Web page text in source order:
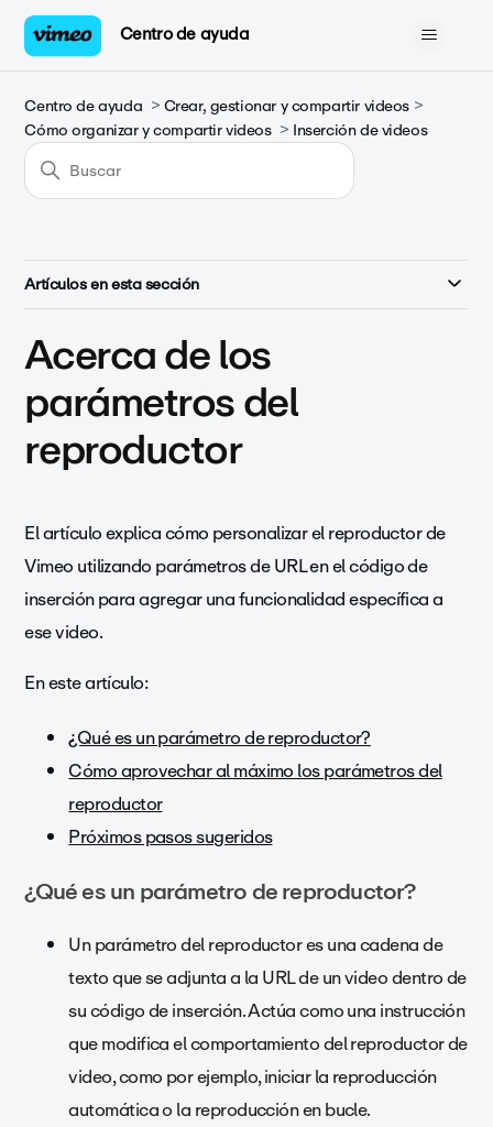
Centro de ayuda
Centro de ayuda
Crear, gestionar y compartir videos
Cómo organizar y compartir videos
Inserción de videos
Artículos en esta sección
Acerca de los
parámetros del
reproductor
El artículo explica cómo personalizar el reproductor de
Vimeo utilizando parámetros de URL en el código de
inserción para agregar una funcionalidad específica a
ese video.
En este artículo:
¿Qué es un parámetro de reproductor?
Cómo aprovechar al máximo los parámetros del
reproductor
Próximos pasos sugeridos
¿Qué es un parámetro de reproductor?
Un parámetro del reproductor es una cadena de
texto que se adjunta a la URL de un video dentro de
su código de inserción. Actúa como una instrucción
que modifica el comportamiento del reproductor de
video, como por ejemplo, iniciar la reproducción
automática o la reproducción en bucle.